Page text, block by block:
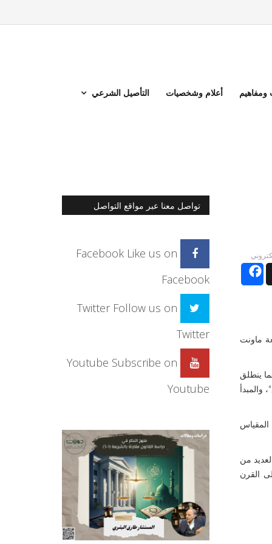
أعلام وشخصيات التأصيل الشرعي
Facebook
ماونت
ينطلق
والمبدأ
من
القرن
تواصل معنا عبر مواقع التواصل
Facebook Like us on
Facebook
Twitter Follow us on
Twitter
Youtube Subscribe on
Youtube